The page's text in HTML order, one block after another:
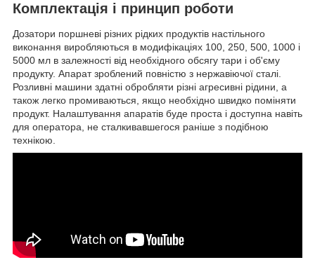
Комплектація і принцип роботи
Дозатори поршневі різних рідких продуктів настільного
виконання виробляються в модифікаціях 100, 250, 500, 1000 і
5000 мл в залежності від необхідного обсягу тари і об'єму
продукту. Апарат зроблений повністю з нержавіючої сталі.
Розливні машини здатні обробляти різні агресивні рідини, а
також легко промиваються, якщо необхідно швидко поміняти
продукт. Налаштування апаратів буде проста і доступна навіть
для оператора, не сталкивавшегося раніше з подібною
технікою.